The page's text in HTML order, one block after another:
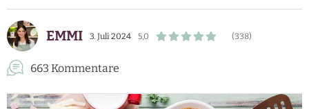
EMMI 3. Juli 2024 5,0 (338)
663 Kommentare